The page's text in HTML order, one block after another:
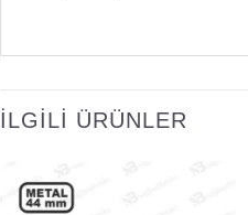
İLGILI ÜRÜNLER